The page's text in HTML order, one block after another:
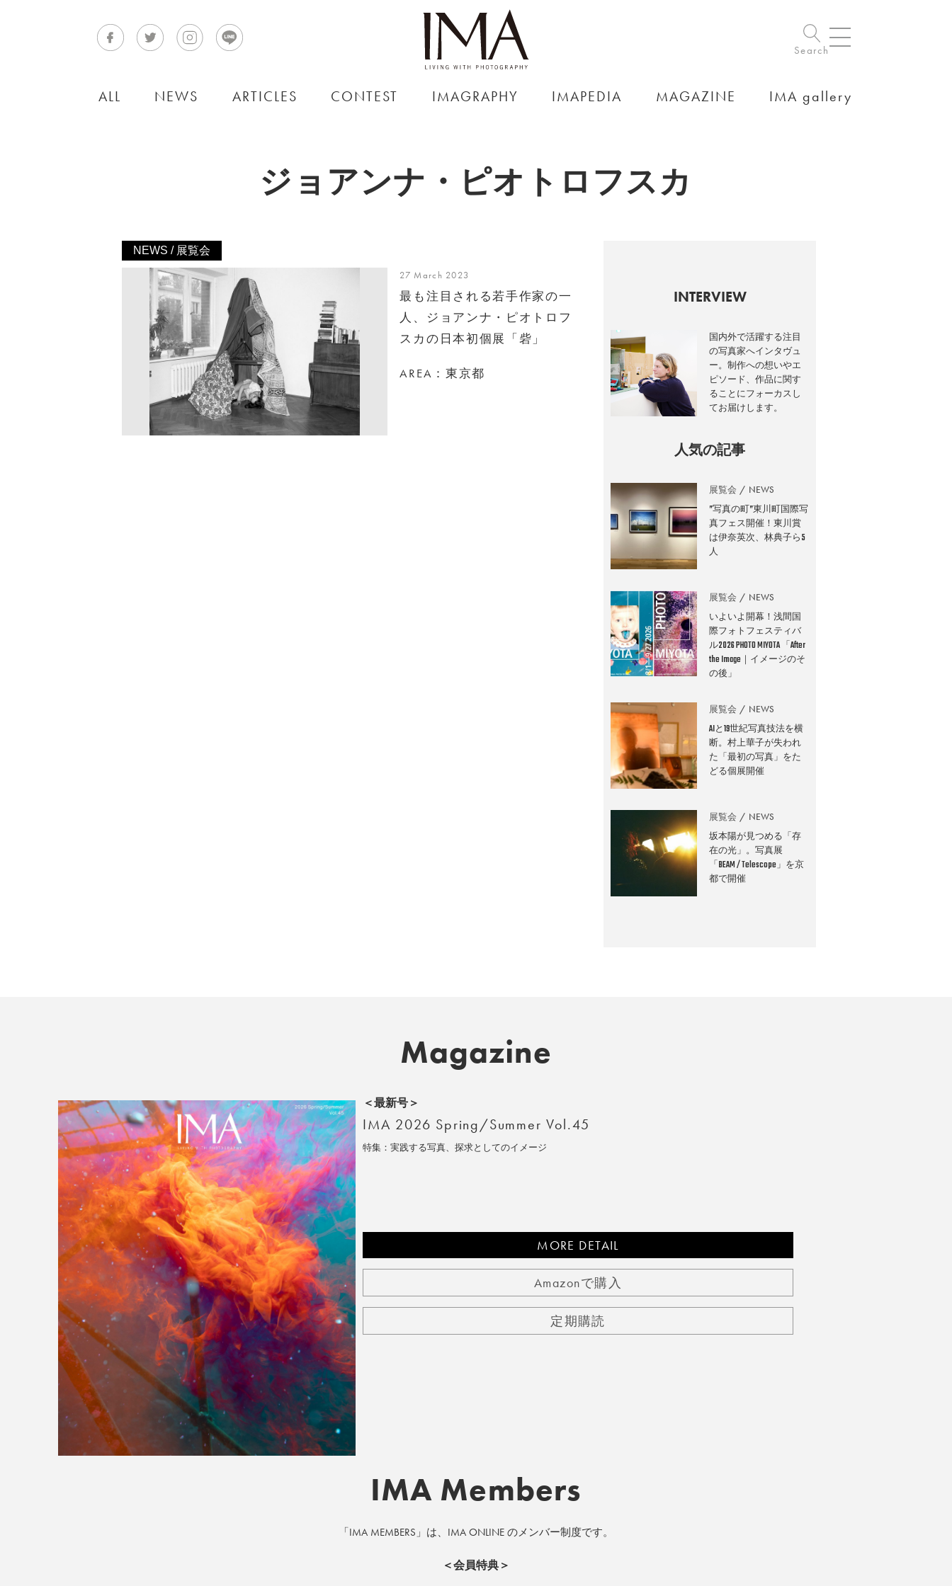
Search
ALL NEWS ARTICLES CONTEST IMAGRAPHY IMAPEDIA MAGAZINE IMA gallery
ジョアンナ・ピオトロフスカ
NEWS / 展覧会
27 March 2023
最も注目される若手作家の一
人、ジョアンナ・ピオトロフ
スカの日本初個展「砦」
AREA：東京都
INTERVIEW
国内外で活躍する注目
の写真家へインタヴュ
ー。制作への想いやエ
ピソード、作品に関す
ることにフォーカスし
てお届けします。
人気の記事
展覧会 NEWS
”写真の町”東川町国際写
真フェス開催！東川賞
は伊奈英次、林典子ら5
人
展覧会 NEWS
いよいよ開幕！浅間国
際フォトフェスティバ
ル2026 PHOTO MIYOTA 「After
the Image｜イメージのそ
の後」
展覧会 NEWS
AIと19世紀写真技法を横
断。村上華子が失われ
た「最初の写真」をた
どる個展開催
展覧会 NEWS
坂本陽が見つめる「存
在の光」。写真展
「BEAM / Telescope」を京
都で開催
Magazine
>>全国の取り扱い店舗
＜最新号＞
IMA 2026 Spring/Summer Vol.45
特集：実践する写真、探求としてのイメージ
MORE DETAIL
Amazonで購入
定期購読
IMA Members
「IMA MEMBERS」は、IMA ONLINE のメンバー制度です。
＜会員特典＞